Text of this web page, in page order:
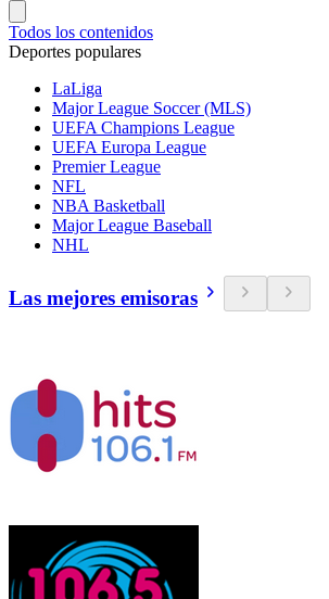
Todos los contenidos
Deportes populares
LaLiga
Major League Soccer (MLS)
UEFA Champions League
UEFA Europa League
Premier League
NFL
NBA Basketball
Major League Baseball
NHL
Las mejores emisoras